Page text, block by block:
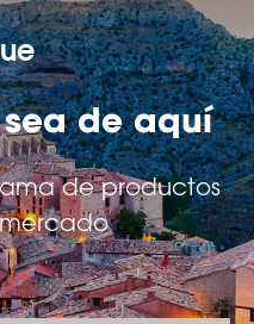
de aquí
de productos